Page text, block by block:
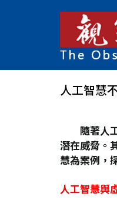
人工智慧
隨著人
潛在威脅。
慧為案例，
人工智慧與